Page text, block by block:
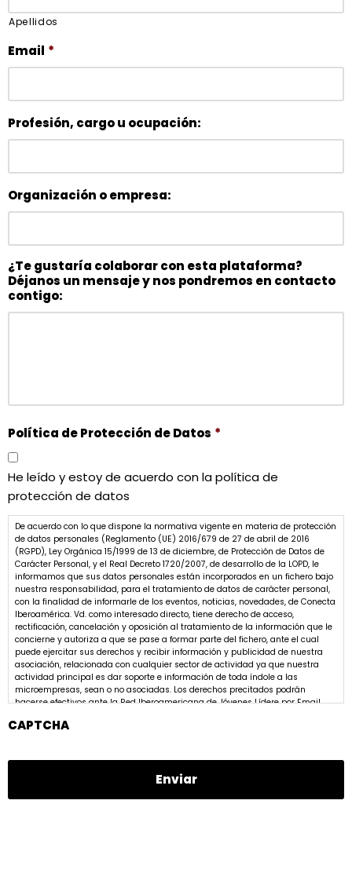
Apellidos
Email *
Profesión, cargo u ocupación:
Organización o empresa:
¿Te gustaría colaborar con esta plataforma?
Déjanos un mensaje y nos pondremos en contacto
contigo:
Política de Protección de Datos *
He leído y estoy de acuerdo con la política de
protección de datos
De acuerdo con lo que dispone la normativa vigente en materia de protección
de datos personales (Reglamento (UE) 2016/679 de 27 de abril de 2016
(RGPD), Ley Orgánica 15/1999 de 13 de diciembre, de Protección de Datos de
Carácter Personal, y el Real Decreto 1720/2007, de desarrollo de la LOPD, le
informamos que sus datos personales están incorporados en un fichero bajo
nuestra responsabilidad, para el tratamiento de datos de carácter personal,
con la finalidad de informarle de los eventos, noticias, novedades, de Conecta
Iberoamérica. Vd. como interesado directo, tiene derecho de acceso,
rectificación, cancelación y oposición al tratamiento de la información que le
concierne y autoriza a que se pase a formar parte del fichero, ante el cual
puede ejercitar sus derechos y recibir información y publicidad de nuestra
asociación, relacionada con cualquier sector de actividad ya que nuestra
actividad principal es dar soporte e información de toda índole a las
microempresas, sean o no asociadas. Los derechos precitados podrán
hacerse efectivos ante la Red Iberoamericana de Jóvenes Lídere por Email
CAPTCHA